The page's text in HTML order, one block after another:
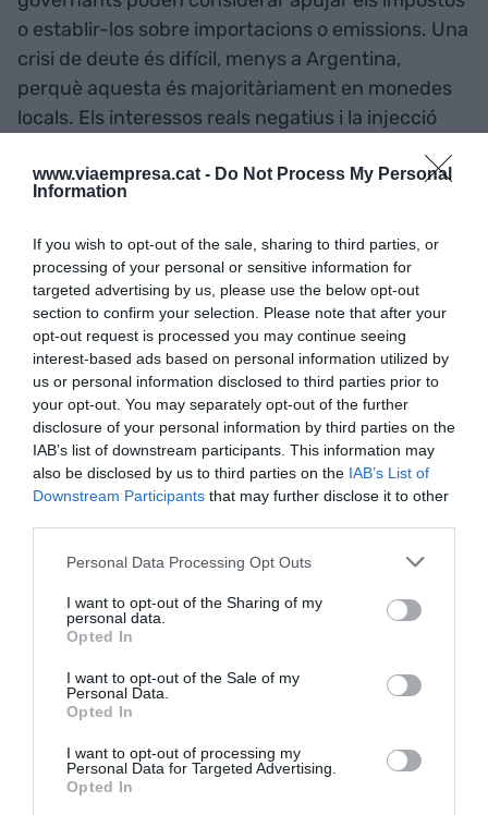
www.viaempresa.cat - Do Not Process My Personal
Information
If you wish to opt-out of the sale, sharing to third parties, or
processing of your personal or sensitive information for
targeted advertising by us, please use the below opt-out
section to confirm your selection. Please note that after your
opt-out request is processed you may continue seeing
interest-based ads based on personal information utilized by
us or personal information disclosed to third parties prior to
your opt-out. You may separately opt-out of the further
disclosure of your personal information by third parties on the
IAB’s list of downstream participants. This information may
also be disclosed by us to third parties on the IAB’s List of
Downstream Participants that may further disclose it to other
Personal Data Processing Opt Outs
I want to opt-out of the Sharing of my
personal data.
Opted In
I want to opt-out of the Sale of my
Personal Data.
Opted In
I want to opt-out of processing my
Personal Data for Targeted Advertising.
Opted In
o establir-los sobre importacions o emissions. Una
crisi de deute és difícil, menys a Argentina,
perquè aquesta és majoritàriament en monedes
locals. Els interessos reals negatius i la injecció
fàcil oblidar la punxada de les .com a finals
dels 90. Si el crèdit no es restringeix ni puja el seu
cost les fallides empresarials es mantindran
baixes; en altre cas es poden disparar.
Treball híbrid
Major productivitat, treballadors més contents o
menys emissions són algunes dels avantatges del
teletreball. A molts treballadors els hi agradaria
teletreballar el 50%. Les desigualtats de gènere i
minories es poden potenciar, en valorar-se més la
presencialitat per part dels ocupadors, que veuen
massa teletreball dolent per la productivitat i la
cultura d'empresa. Hauran de diferenciar entre
treball solitari i col·laboratiu; i lluitar per retenir el
talent. Els directius necessitaran altres habilitats,
com l'ús d'eines digitals. Les lleis evolucionaran
reconeixent i protegint el teletreball. La gent
on viure. El treball en remot permet viure a dues
hores en cases més grans i amb menys hipoteca.